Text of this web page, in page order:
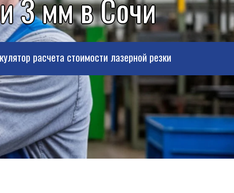
3 мм в Сочи
расчета стоимости лазерной резки